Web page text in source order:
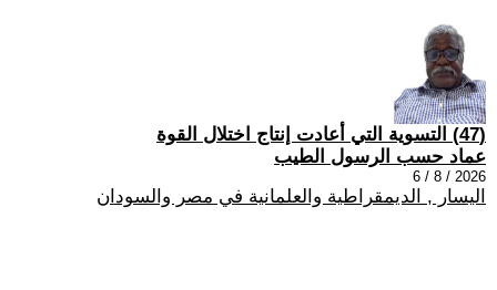
(47) التسوية التي أعادت إنتاج اختلال القوة
عماد حسب الرسول الطيب
2026 / 8 / 6
اليسار , الديمقراطية والعلمانية في مصر والسودان